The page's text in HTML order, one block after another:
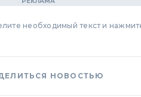
необходимый текст и
НОВОСТЬЮ